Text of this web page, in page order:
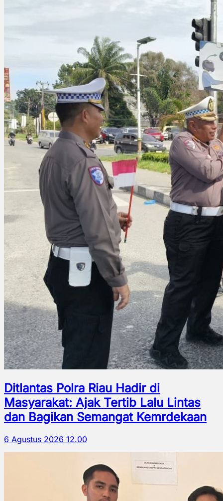
Ditlantas Polra Riau Hadir di
Masyarakat: Ajak Tertib Lalu Lintas
dan Bagikan Semangat Kemrdekaan
6 Agustus 2026 12.00